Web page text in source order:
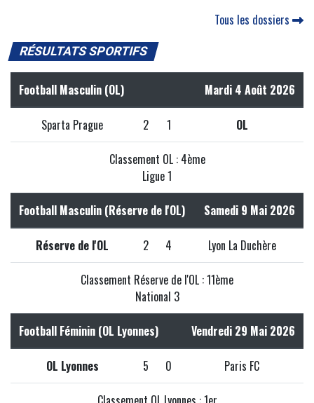
Tous les dossiers
RÉSULTATS SPORTIFS
Football Masculin (OL) Mardi 4 Août 2026
Sparta Prague 2 1 OL
Classement OL : 4ème
Ligue 1
Football Masculin (Réserve de l'OL) Samedi 9 Mai 2026
Réserve de l'OL 2 4 Lyon La Duchère
Classement Réserve de l'OL : 11ème
National 3
Football Féminin (OL Lyonnes) Vendredi 29 Mai 2026
OL Lyonnes 5 0 Paris FC